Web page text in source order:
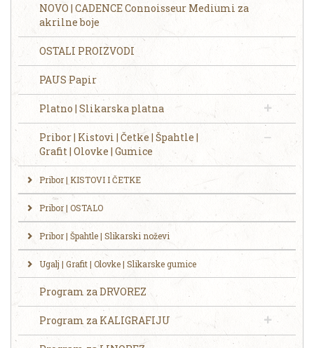
NOVO | CADENCE Connoisseur Mediumi za
akrilne boje
OSTALI PROIZVODI
PAUS Papir
Platno | Slikarska platna
Pribor | Kistovi | Četke | Špahtle |
Grafit | Olovke | Gumice
Pribor | KISTOVI I ČETKE
Pribor | OSTALO
Pribor | Špahtle | Slikarski noževi
Ugalj | Grafit | Olovke | Slikarske gumice
Program za DRVOREZ
Program za KALIGRAFIJU